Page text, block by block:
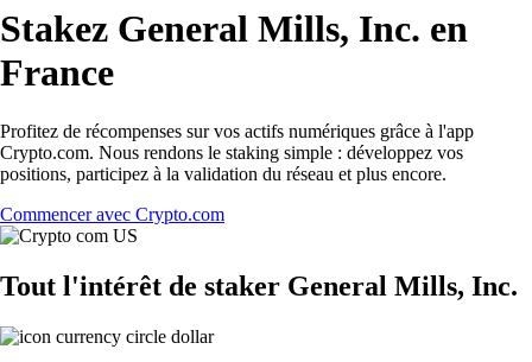
Stakez General Mills, Inc. en
France
Profitez de récompenses sur vos actifs numériques grâce à l'app
Crypto.com. Nous rendons le staking simple : développez vos
positions, participez à la validation du réseau et plus encore.
Commencer avec Crypto.com
Tout l'intérêt de staker General Mills, Inc.